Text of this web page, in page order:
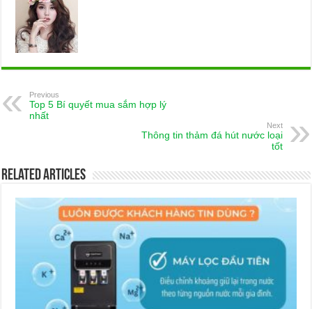
Previous
Top 5 Bí quyết mua sắm hợp lý
nhất
Next
Thông tin thảm đá hút nước loại
tốt
Related Articles